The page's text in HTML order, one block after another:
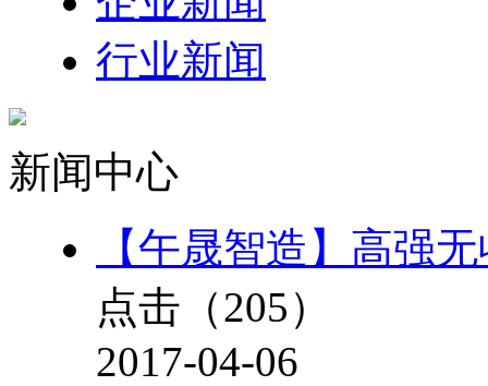
行业新闻
新闻中心
【午晟智造】高强
点击（205）
2017-04-06